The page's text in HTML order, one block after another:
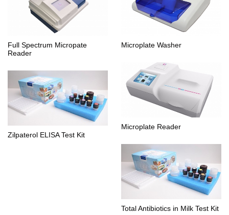
Full Spectrum Micropate
Reader
Microplate Washer
Microplate Reader
Zilpaterol ELISA Test Kit
Total Antibiotics in Milk Test Kit